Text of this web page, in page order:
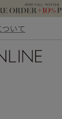
いて